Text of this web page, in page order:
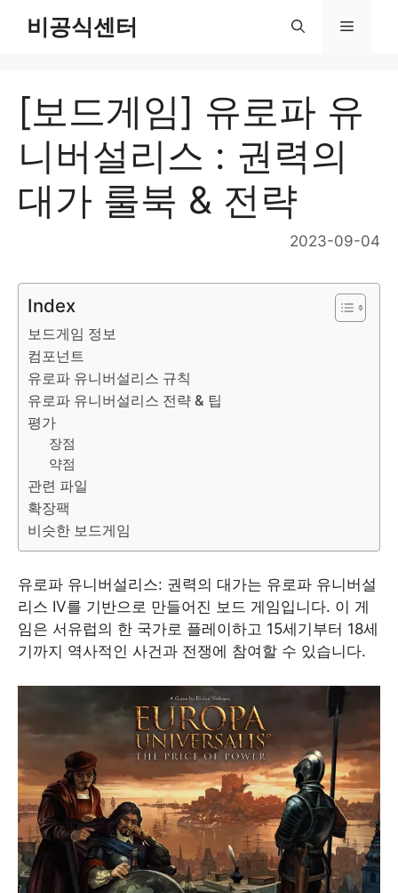
비공식센터 Menu
[보드게임] 유로파 유
니버설리스 : 권력의
대가 룰북 & 전략
2023-09-04
Index
보드게임 정보
컴포넌트
유로파 유니버설리스 규칙
유로파 유니버설리스 전략 & 팁
평가
장점
약점
관련 파일
확장팩
비슷한 보드게임
유로파 유니버설리스: 권력의 대가는 유로파 유니버설
리스 IV를 기반으로 만들어진 보드 게임입니다. 이 게
임은 서유럽의 한 국가로 플레이하고 15세기부터 18세
기까지 역사적인 사건과 전쟁에 참여할 수 있습니다.